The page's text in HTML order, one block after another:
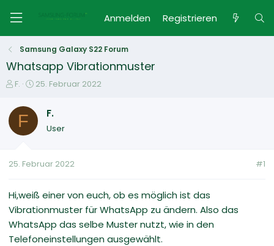
Anmelden Registrieren
Samsung Galaxy S22 Forum
Whatsapp Vibrationmuster
E
s
e
e
F.
E
t
e
t
m
25. Februar 2022
F F.
User
25. Februar 2022 #1
Hi,weiß einer von euch, ob es möglich ist das
Vibrationmuster für WhatsApp zu ändern. Also das
WhatsApp das selbe Muster nutzt, wie in den
Telefoneinstellungen ausgewählt.